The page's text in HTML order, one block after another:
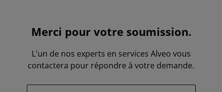
Merci pour votre soumission.
L'un de nos experts en services Alveo vous
contactera pour répondre à votre demande.